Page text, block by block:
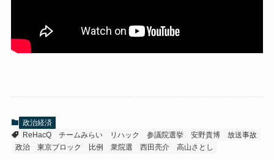
政治経済
ReHacQ
チームみらい リハック 参議院選挙 安野貴博
放送事故
政治
東京ブロック 比例 衆院選 西田亮介 高山さとし